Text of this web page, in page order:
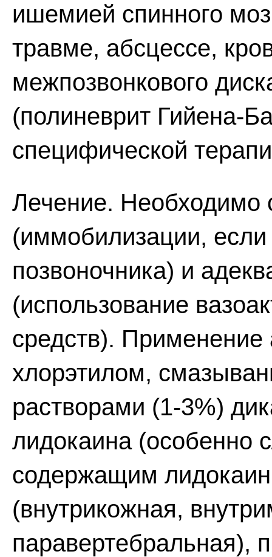
ишемией спинного
травме, абсцессе,
межпозвонкового
(полиневрит Гийена-
специфической
Лечение. Необходимо
(иммобилизации, если
позвоночника) и
(использование
средств).
хлорэтилом,
растворами (1-3%)
лидокаина (особенно
содержащим
(внутрикожная,
паравертебральная),